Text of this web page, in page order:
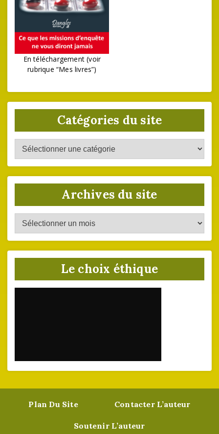
En téléchargement (voir
rubrique “Mes livres”)
Catégories du site
Catégories
du
site
Archives du site
Archives
du
site
Le choix éthique
Plan Du Site Contacter L’auteur
Soutenir L’auteur